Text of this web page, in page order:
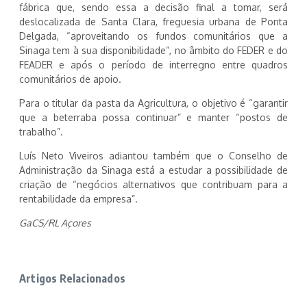
fábrica que, sendo essa a decisão final a tomar, será
deslocalizada de Santa Clara, freguesia urbana de Ponta
Delgada, “aproveitando os fundos comunitários que a
Sinaga tem à sua disponibilidade”, no âmbito do FEDER e do
FEADER e após o período de interregno entre quadros
comunitários de apoio.
Para o titular da pasta da Agricultura, o objetivo é “garantir
que a beterraba possa continuar” e manter “postos de
trabalho”.
Luís Neto Viveiros adiantou também que o Conselho de
Administração da Sinaga está a estudar a possibilidade de
criação de “negócios alternativos que contribuam para a
rentabilidade da empresa”.
GaCS/RL Açores
Artigos Relacionados